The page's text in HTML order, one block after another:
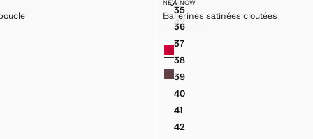
NŒUD
NŒUD
41BALLERINES CUIR LANIÈRE
42BALLERINES CUIR LANIÈRE
BOUCLE
BOUCLE
BOUCLE
BOUCLE
BOUCLE
BOUCLE
BOUCLE
BOUCLE
Tailles
35BALLERINES SATINÉES
36BALLERINES SATINÉES
37BALLERINES SATINÉES
38BALLERINES SATINÉES
39BALLERINES SATINÉES
40BALLERINES SATINÉES
41BALLERINES SATINÉES
42BALLERINES SATINÉES
NEW NOW
Ballerines satinées cloutées
US$ 99,99
Couleurs